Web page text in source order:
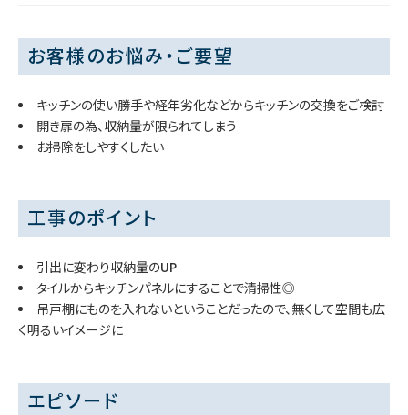
お客様のお悩み・ご要望
キッチンの使い勝手や経年劣化などからキッチンの交換をご検討
開き扉の為、収納量が限られてしまう
お掃除をしやすくしたい
工事のポイント
引出に変わり収納量のUP
タイルからキッチンパネルにすることで清掃性◎
吊戸棚にものを入れないということだったので、無くして空間も広
く明るいイメージに
エピソード